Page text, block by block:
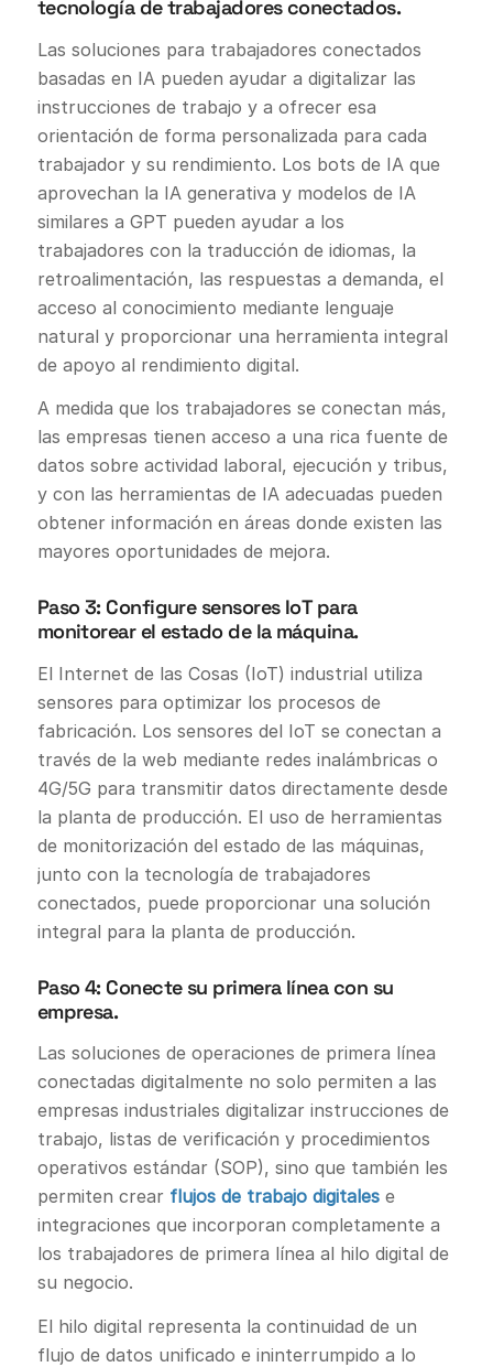
tecnología de trabajadores conectados.
Las soluciones para trabajadores conectados
basadas en IA pueden ayudar a digitalizar las
instrucciones de trabajo y a ofrecer esa
orientación de forma personalizada para cada
trabajador y su rendimiento. Los bots de IA que
aprovechan la IA generativa y modelos de IA
similares a GPT pueden ayudar a los
trabajadores con la traducción de idiomas, la
retroalimentación, las respuestas a demanda, el
acceso al conocimiento mediante lenguaje
natural y proporcionar una herramienta integral
de apoyo al rendimiento digital.
A medida que los trabajadores se conectan más,
las empresas tienen acceso a una rica fuente de
datos sobre actividad laboral, ejecución y tribus,
y con las herramientas de IA adecuadas pueden
obtener información en áreas donde existen las
mayores oportunidades de mejora.
Paso 3: Configure sensores IoT para
monitorear el estado de la máquina.
El Internet de las Cosas (IoT) industrial utiliza
sensores para optimizar los procesos de
fabricación. Los sensores del IoT se conectan a
través de la web mediante redes inalámbricas o
4G/5G para transmitir datos directamente desde
la planta de producción. El uso de herramientas
de monitorización del estado de las máquinas,
junto con la tecnología de trabajadores
conectados, puede proporcionar una solución
integral para la planta de producción.
Paso 4: Conecte su primera línea con su
empresa.
Las soluciones de operaciones de primera línea
conectadas digitalmente no solo permiten a las
empresas industriales digitalizar instrucciones de
trabajo, listas de verificación y procedimientos
operativos estándar (SOP), sino que también les
permiten crear flujos de trabajo digitalese
integraciones que incorporan completamente a
los trabajadores de primera línea al hilo digital de
su negocio.
El hilo digital representa la continuidad de un
flujo de datos unificado e ininterrumpido a lo